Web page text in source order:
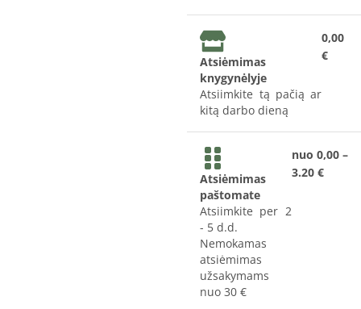
Atsiėmimas
knygynėlyje
Atsiimkite tą pačią ar
kitą darbo dieną
0,00
€
Atsiėmimas
paštomate
Atsiimkite per 2
- 5 d.d.
Nemokamas
atsiėmimas
užsakymams
nuo 30 €
nuo 0,00 –
3.20 €